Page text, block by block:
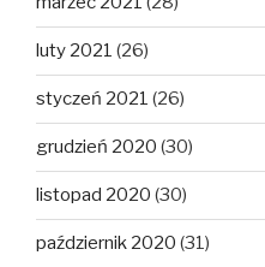
luty 2021 (26)
styczeń 2021 (26)
grudzień 2020 (30)
listopad 2020 (30)
październik 2020 (31)